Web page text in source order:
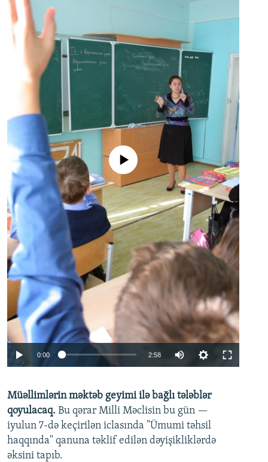
No media source currently available
0:00 2:58
360p
480p
720p
Müəllimlərin məktəb geyimi ilə bağlı tələblər
qoyulacaq. Bu qərar Milli Məclisin bu gün —
iyulun 7-də keçirilən iclasında "Ümumi təhsil
haqqında" qanuna təklif edilən dəyişikliklərdə
əksini tapıb.